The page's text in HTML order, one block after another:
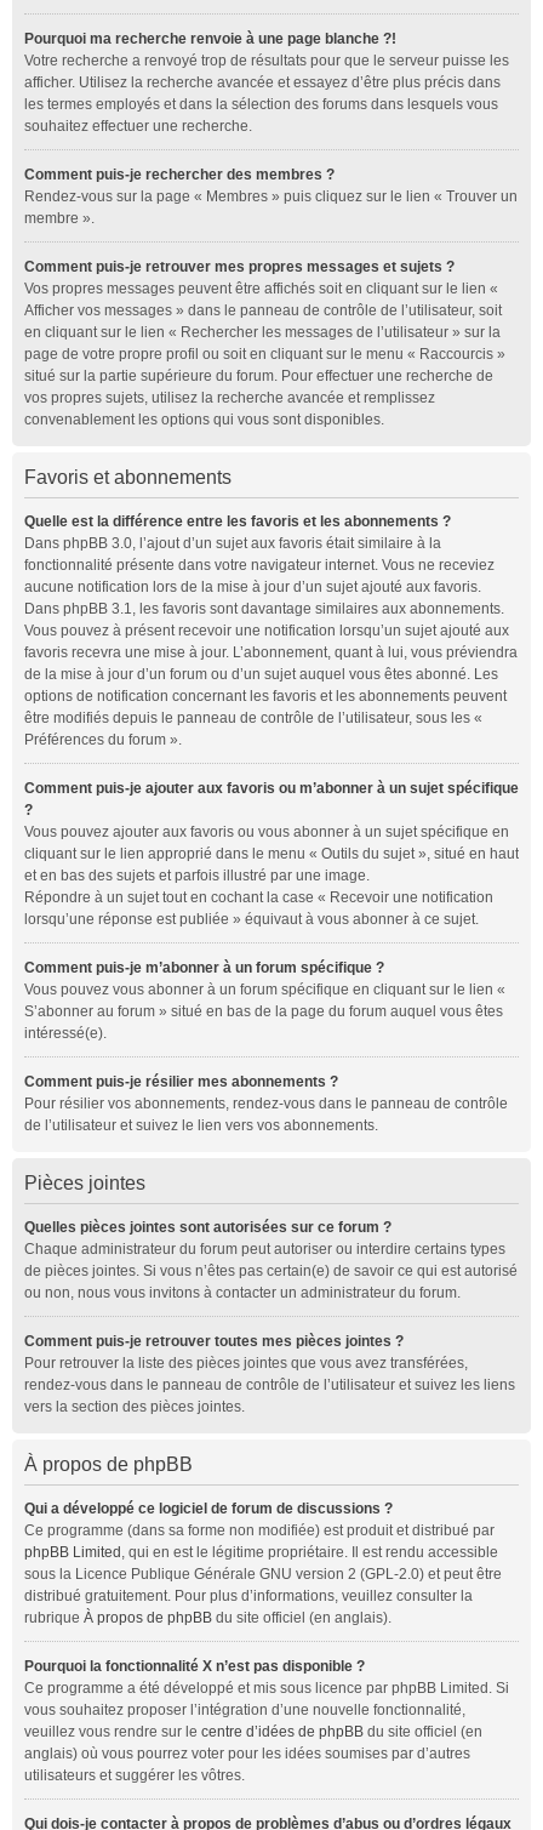
Pourquoi ma recherche renvoie à une page blanche ?!
Votre recherche a renvoyé trop de résultats pour que le serveur puisse les
afficher. Utilisez la recherche avancée et essayez d’être plus précis dans
les termes employés et dans la sélection des forums dans lesquels vous
souhaitez effectuer une recherche.
Comment puis-je rechercher des membres ?
Rendez-vous sur la page « Membres » puis cliquez sur le lien « Trouver un
membre ».
Comment puis-je retrouver mes propres messages et sujets ?
Vos propres messages peuvent être affichés soit en cliquant sur le lien «
Afficher vos messages » dans le panneau de contrôle de l’utilisateur, soit
en cliquant sur le lien « Rechercher les messages de l’utilisateur » sur la
page de votre propre profil ou soit en cliquant sur le menu « Raccourcis »
situé sur la partie supérieure du forum. Pour effectuer une recherche de
vos propres sujets, utilisez la recherche avancée et remplissez
convenablement les options qui vous sont disponibles.
Favoris et abonnements
Quelle est la différence entre les favoris et les abonnements ?
Dans phpBB 3.0, l’ajout d’un sujet aux favoris était similaire à la
fonctionnalité présente dans votre navigateur internet. Vous ne receviez
aucune notification lors de la mise à jour d’un sujet ajouté aux favoris.
Dans phpBB 3.1, les favoris sont davantage similaires aux abonnements.
Vous pouvez à présent recevoir une notification lorsqu’un sujet ajouté aux
favoris recevra une mise à jour. L’abonnement, quant à lui, vous préviendra
de la mise à jour d’un forum ou d’un sujet auquel vous êtes abonné. Les
options de notification concernant les favoris et les abonnements peuvent
être modifiés depuis le panneau de contrôle de l’utilisateur, sous les «
Préférences du forum ».
Comment puis-je ajouter aux favoris ou m’abonner à un sujet spécifique
?
Vous pouvez ajouter aux favoris ou vous abonner à un sujet spécifique en
cliquant sur le lien approprié dans le menu « Outils du sujet », situé en haut
et en bas des sujets et parfois illustré par une image.
Répondre à un sujet tout en cochant la case « Recevoir une notification
lorsqu’une réponse est publiée » équivaut à vous abonner à ce sujet.
Comment puis-je m’abonner à un forum spécifique ?
Vous pouvez vous abonner à un forum spécifique en cliquant sur le lien «
S’abonner au forum » situé en bas de la page du forum auquel vous êtes
intéressé(e).
Comment puis-je résilier mes abonnements ?
Pour résilier vos abonnements, rendez-vous dans le panneau de contrôle
de l’utilisateur et suivez le lien vers vos abonnements.
Pièces jointes
Quelles pièces jointes sont autorisées sur ce forum ?
Chaque administrateur du forum peut autoriser ou interdire certains types
de pièces jointes. Si vous n’êtes pas certain(e) de savoir ce qui est autorisé
ou non, nous vous invitons à contacter un administrateur du forum.
Comment puis-je retrouver toutes mes pièces jointes ?
Pour retrouver la liste des pièces jointes que vous avez transférées,
rendez-vous dans le panneau de contrôle de l’utilisateur et suivez les liens
vers la section des pièces jointes.
À propos de phpBB
Qui a développé ce logiciel de forum de discussions ?
Ce programme (dans sa forme non modifiée) est produit et distribué par
phpBB Limited , qui en est le légitime propriétaire. Il est rendu accessible
sous la Licence Publique Générale GNU version 2 (GPL-2.0) et peut être
distribué gratuitement. Pour plus d’informations, veuillez consulter la
rubrique À propos de phpBB du site officiel (en anglais).
Pourquoi la fonctionnalité X n’est pas disponible ?
Ce programme a été développé et mis sous licence par phpBB Limited. Si
vous souhaitez proposer l’intégration d’une nouvelle fonctionnalité,
veuillez vous rendre sur le centre d’idées de phpBB du site officiel (en
anglais) où vous pourrez voter pour les idées soumises par d’autres
utilisateurs et suggérer les vôtres.
Qui dois-je contacter à propos de problèmes d’abus ou d’ordres légaux